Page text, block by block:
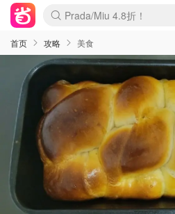
麦卢卡蜂蜜夏促！个位数！
Prada/Miu 4.8折！
啥？必胜客披萨5折！
首页 攻略 美食